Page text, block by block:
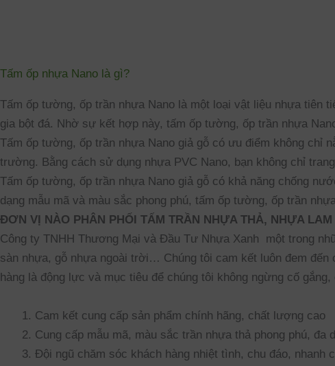
Tấm ốp nhựa Nano là gì?
Tấm ốp tường, ốp trần nhựa Nano là một loại vật liệu nhựa tiên
gia bột đá. Nhờ sự kết hợp này, tấm ốp tường, ốp trần nhựa
Tấm ốp tường, ốp trần nhựa Nano giả gỗ có ưu điểm không chỉ
trường. Bằng cách sử dụng nhựa PVC Nano, bạn không chỉ
Tấm ốp tường, ốp trần nhựa Nano giả gỗ có khả năng chống
dạng mẫu mã và màu sắc phong phú, tấm ốp tường, ốp trần
ĐƠN VỊ NÀO PHÂN PHỐI TẤM TRẦN NHỰA THẢ, NHỰA
Công ty TNHH Thương Mại và Đầu Tư Nhựa Xanh một trong
sàn nhựa, gỗ nhựa ngoài trời… Chúng tôi cam kết luôn đem
hàng là động lực và mục tiêu để chúng tôi không ngừng cố
Cam kết cung cấp sản phẩm chính hãng, chất lượng cao
Cung cấp mẫu mã, màu sắc trần nhựa thả phong phú, đa
Đội ngũ chăm sóc khách hàng nhiệt tình, chu đáo, nhanh